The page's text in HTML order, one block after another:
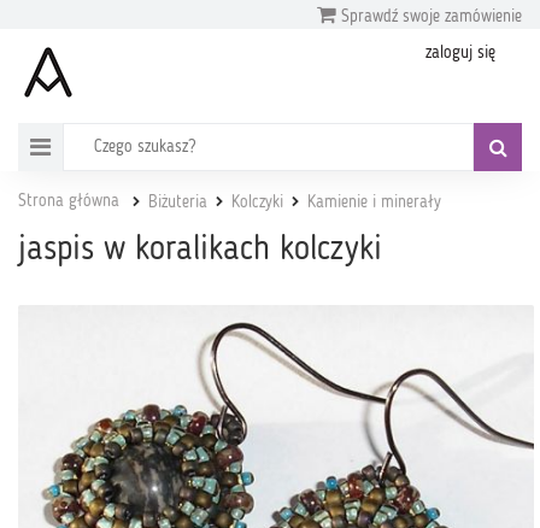
Sprawdź swoje zamówienie
zaloguj się
Strona główna Biżuteria Kolczyki Kamienie i minerały
jaspis w koralikach kolczyki